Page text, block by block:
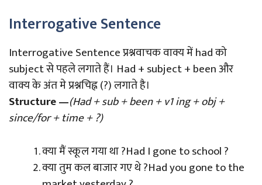
Interrogative Sentence
Interrogative Sentence प्रश्नवाचक वाक्य में had को
subject से पहले लगाते हैं। Had + subject + been और
वाक्य के अंत मे प्रश्नचिह्न (?) लगाते है।
Structure —(Had + sub + been + v1 ing + obj +
since/for + time + ?)
क्या मैं स्कूल गया था ?Had I gone to school ?
क्या तुम कल बाजार गए थे ?Had you gone to the